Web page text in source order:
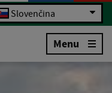
Slovenčina
Menu